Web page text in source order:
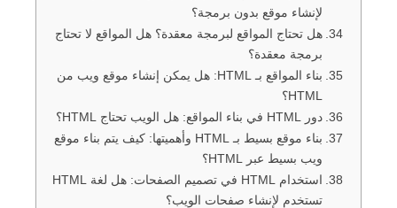
لإنشاء موقع بدون برمجة؟
هل تحتاج المواقع لبرمجة معقدة؟ هل المواقع لا تحتاج
برمجة معقدة؟
بناء المواقع بـ HTML: هل يمكن إنشاء موقع ويب من
HTML؟
دور HTML في بناء المواقع: هل الويب تحتاج HTML؟
بناء موقع بسيط بـ HTML وأهميتها: كيف يتم بناء موقع
ويب بسيط عبر HTML؟
استخدام HTML في تصميم الصفحات: هل لغة HTML
تستخدم لإنشاء صفحات الويب؟